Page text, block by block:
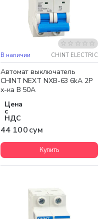
В наличии CHINT ELECTRIC
Автомат выключатель
CHINT NEXT NXB-63 6kA 2P
х-ка B 50A
Цена
с
НДС
44 100 сум
Купить